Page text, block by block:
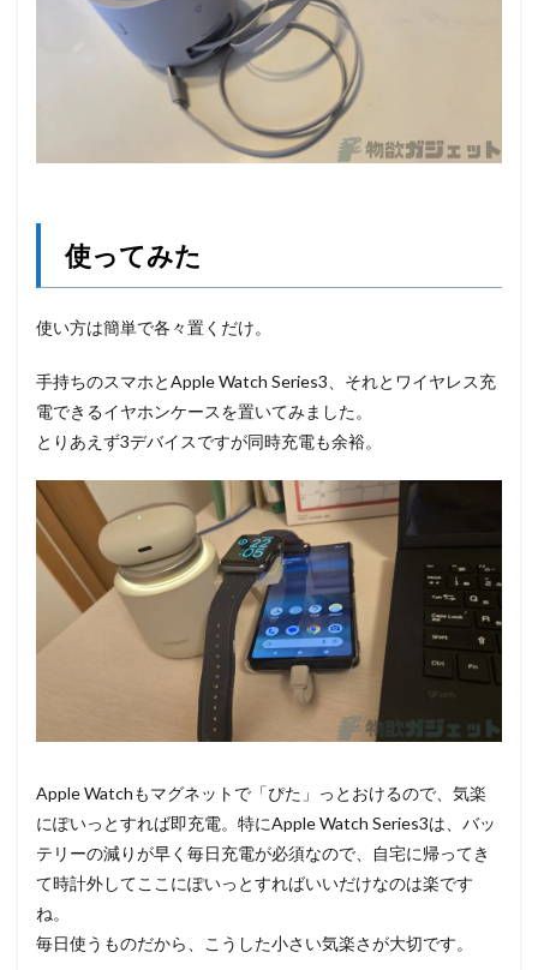
使ってみた
使い方は簡単で各々置くだけ。
手持ちのスマホとApple Watch Series3、それとワイヤレス充
電できるイヤホンケースを置いてみました。
とりあえず3デバイスですが同時充電も余裕。
Apple Watchもマグネットで「ぴた」っとおけるので、気楽
にぽいっとすれば即充電。特にApple Watch Series3は、バッ
テリーの減りが早く毎日充電が必須なので、自宅に帰ってき
て時計外してここにぽいっとすればいいだけなのは楽です
ね。
毎日使うものだから、こうした小さい気楽さが大切です。